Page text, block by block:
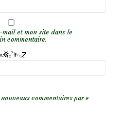
et mon site dans le
commentaire.
commentaires par e-